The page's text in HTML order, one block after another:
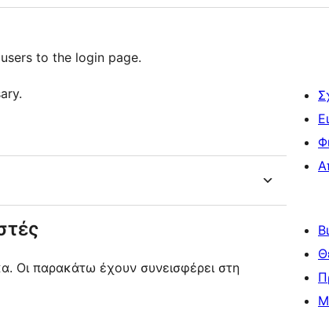
to the login page.
Οι παρακάτω έχουν συνεισφέρει στη